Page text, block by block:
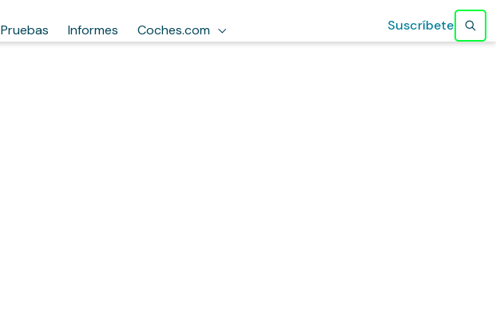
Pruebas Informes Coches.com Suscríbete